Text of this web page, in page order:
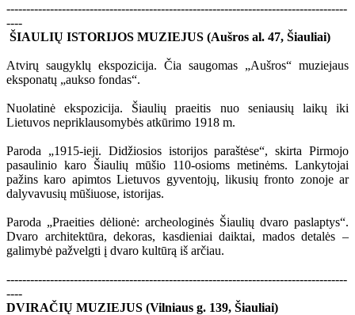
--------------------------------------------------------------------------------------
----
ŠIAULIŲ ISTORIJOS MUZIEJUS (Aušros al. 47, Šiauliai)
Atvirų saugyklų ekspozicija. Čia saugomas „Aušros“ muziejaus
eksponatų „aukso fondas“.
Nuolatinė ekspozicija. Šiaulių praeitis nuo seniausių laikų iki
Lietuvos nepriklausomybės atkūrimo 1918 m.
Paroda „1915-ieji. Didžiosios istorijos paraštėse“, skirta Pirmojo
pasaulinio karo Šiaulių mūšio 110-osioms metinėms. Lankytojai
pažins karo apimtos Lietuvos gyventojų, likusių fronto zonoje ar
dalyvavusių mūšiuose, istorijas.
Paroda „Praeities dėlionė: archeologinės Šiaulių dvaro paslaptys“.
Dvaro architektūra, dekoras, kasdieniai daiktai, mados detalės –
galimybė pažvelgti į dvaro kultūrą iš arčiau.
--------------------------------------------------------------------------------------
----
DVIRAČIŲ MUZIEJUS (Vilniaus g. 139, Šiauliai)